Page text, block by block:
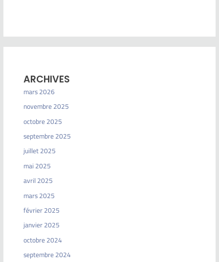
ARCHIVES
mars 2026
novembre 2025
octobre 2025
septembre 2025
juillet 2025
mai 2025
avril 2025
mars 2025
février 2025
janvier 2025
octobre 2024
septembre 2024